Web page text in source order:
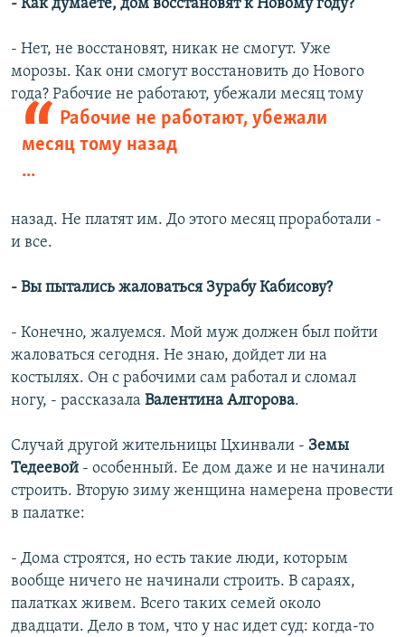
- Как думаете, дом восстановят к Новому году?
- Нет, не восстановят, никак не смогут. Уже
морозы. Как они смогут восстановить до Нового
года? Рабочие не работают, убежали
Рабочие не работают, убежали
месяц тому назад
...
месяц тому
назад. Не платят им. До этого месяц проработали -
и все.
- Вы пытались жаловаться Зурабу Кабисову?
- Конечно, жалуемся. Мой муж должен был пойти
жаловаться сегодня. Не знаю, дойдет ли на
костылях. Он с рабочими сам работал и сломал
ногу, - рассказала Валентина Алгорова.
Случай другой жительницы Цхинвали - Земы
Тедеевой - особенный. Ее дом даже и не начинали
строить. Вторую зиму женщина намерена провести
в палатке:
- Дома строятся, но есть такие люди, которым
вообще ничего не начинали строить. В сараях,
палатках живем. Всего таких семей около
двадцати. Дело в том, что у нас идет суд: когда-то